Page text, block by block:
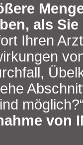
als
Ihren
von